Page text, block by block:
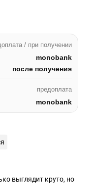
/ при получении
monobank
после получения
предоплата
monobank
выглядит круто, но